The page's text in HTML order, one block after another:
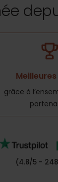
grâce à
(4.8/5 -